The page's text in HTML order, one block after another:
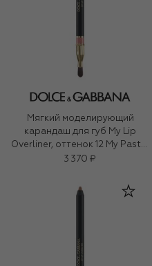
Мягкий моделирующий
карандаш для губ My Lip
Overliner, оттенок 12 My Pastel
Pink (1,2g)
3 370 ₽